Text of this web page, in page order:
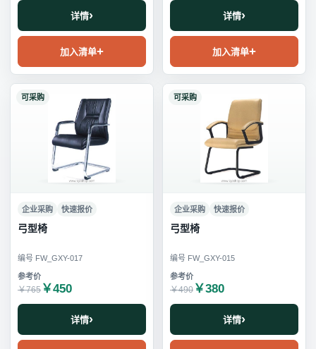
详情
加入清单
详情
加入清单
可采购
企业采购 快速报价
弓型椅
编号 FW_GXY-017
￥765 ￥450
详情
可采购
企业采购 快速报价
弓型椅
编号 FW_GXY-015
￥490 ￥380
详情